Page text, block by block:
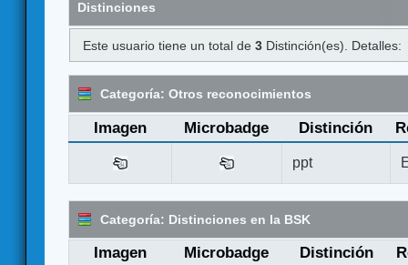
Distinciones
Este usuario tiene un total de3 Distinción(es). Detalles:
Categoría: Otros reconocimientos
Imagen Microbadge Distinción
ppt
Categoría: Distinciones en la BSK
Imagen Microbadge Distinción